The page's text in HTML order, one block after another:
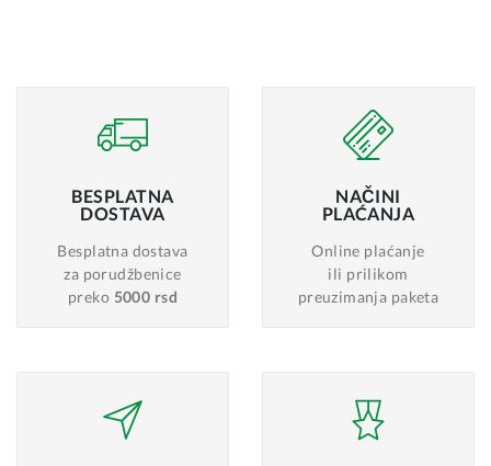
BESPLATNA
DOSTAVA
Besplatna dostava
za porudžbenice
preko 5000 rsd
NAČINI
PLAĆANJA
Online plaćanje
ili prilikom
preuzimanja paketa